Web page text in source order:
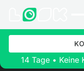
14 Tage •